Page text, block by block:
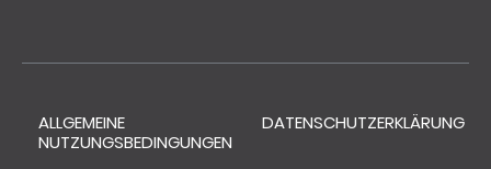
ALLGEMEINE
NUTZUNGSBEDINGUNGEN
DATENSCHUTZERKLÄRUNG